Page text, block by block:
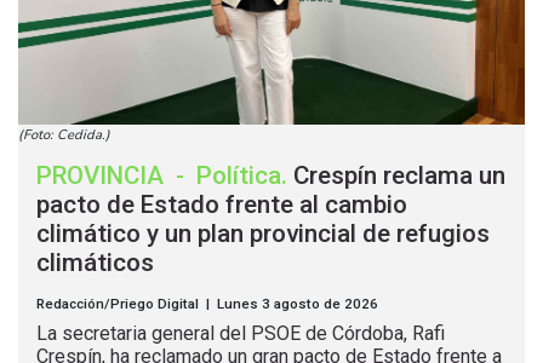
(Foto: Cedida.)
PROVINCIA - Política. Crespín reclama un
pacto de Estado frente al cambio
climático y un plan provincial de refugios
climáticos
Redacción/Priego Digital | Lunes 3 agosto de 2026
La secretaria general del PSOE de Córdoba, Rafi
Crespín, ha reclamado un gran pacto de Estado frente a